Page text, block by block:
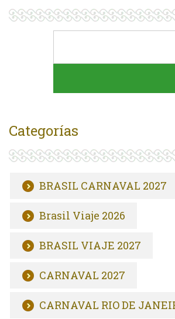
Categorías
BRASIL CARNAVAL 2027
Brasil Viaje 2026
BRASIL VIAJE 2027
CARNAVAL 2027
CARNAVAL RIO DE